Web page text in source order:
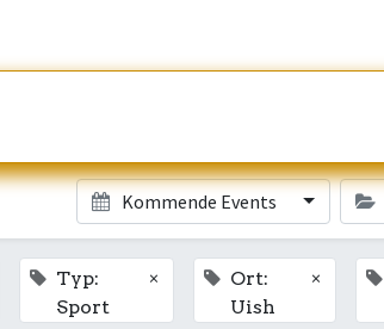
Kommende Events
Typ:
Sport
×
Ort:
Uish
×